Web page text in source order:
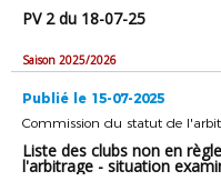
PV 2 du 18-07-25
Saison 2025/2026
Publié le 15-07-2025
Commission du statut de
Liste des clubs non en
l'arbitrage - situation